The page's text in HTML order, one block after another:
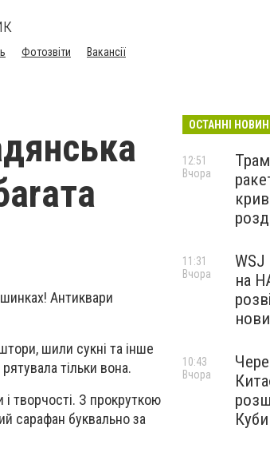
Фотозвіти Вакансії
Антиквари
шили сукні та інше
тільки вона.
і творчості. З прокруткою
сарафан буквально за
ОСТАННІ
12:51
Вчора
WSJ
на
11:31
Вчора
Куби
10:43
Вчора